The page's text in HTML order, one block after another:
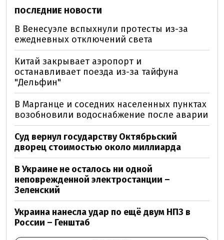
ПОСЛЕДНИЕ НОВОСТИ
В Венесуэле вспыхнули протесты из-за
ежедневных отключений света
Китай закрывает аэропорт и
останавливает поезда из-за тайфуна
"Дельфин"
В Марганце и соседних населенных пунктах
возобновили водоснабжение после аварии
Суд вернул государству Октябрьский
дворец стоимостью около миллиарда
В Украине не осталось ни одной
неповрежденной электростанции –
Зеленский
Украина нанесла удар по ещё двум НПЗ в
России – Генштаб